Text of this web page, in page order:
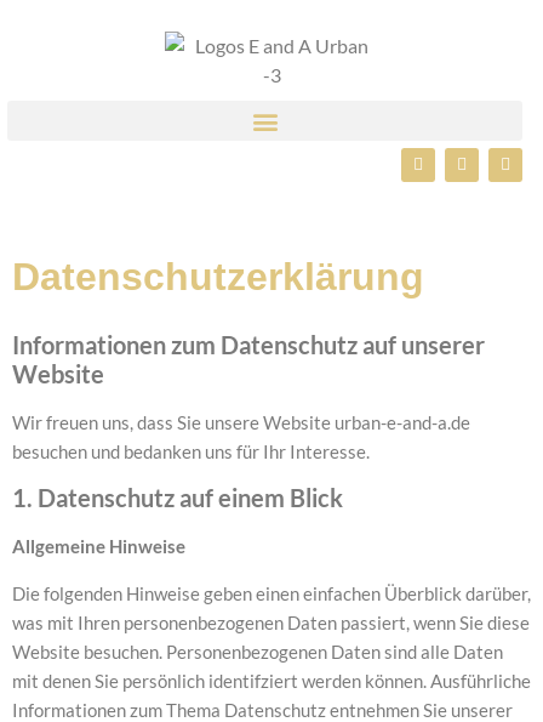
Datenschutzerklärung
Informationen zum Datenschutz auf unserer
Website
Wir freuen uns, dass Sie unsere Website urban-e-and-a.de
besuchen und bedanken uns für Ihr Interesse.
1. Datenschutz auf einem Blick
Allgemeine Hinweise
Die folgenden Hinweise geben einen einfachen Überblick darüber,
was mit Ihren personenbezogenen Daten passiert, wenn Sie diese
Website besuchen. Personenbezogenen Daten sind alle Daten
mit denen Sie persönlich identifziert werden können. Ausführliche
Informationen zum Thema Datenschutz entnehmen Sie unserer